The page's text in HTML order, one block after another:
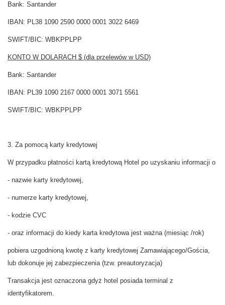
Bank: Santander
IBAN: PL38 1090 2590 0000 0001 3022 6469
SWIFT/BIC: WBKPPLPP
KONTO W DOLARACH $ (dla przelewów w USD)
Bank: Santander
IBAN: PL39 1090 2167 0000 0001 3071 5561
SWIFT/BIC: WBKPPLPP
3. Za pomocą karty kredytowej
W przypadku płatności kartą kredytową Hotel po uzyskaniu informacji o
- nazwie karty kredytowej,
- numerze karty kredytowej,
- kodzie CVC
- oraz informacji do kiedy karta kredytowa jest ważna (miesiąc /rok)
pobiera uzgodnioną kwotę z karty kredytowej Zamawiającego/Gościa,
lub dokonuje jej zabezpieczenia (tzw. preautoryzacja)
Transakcja jest oznaczona gdyż hotel posiada terminal z
identyfikatorem.